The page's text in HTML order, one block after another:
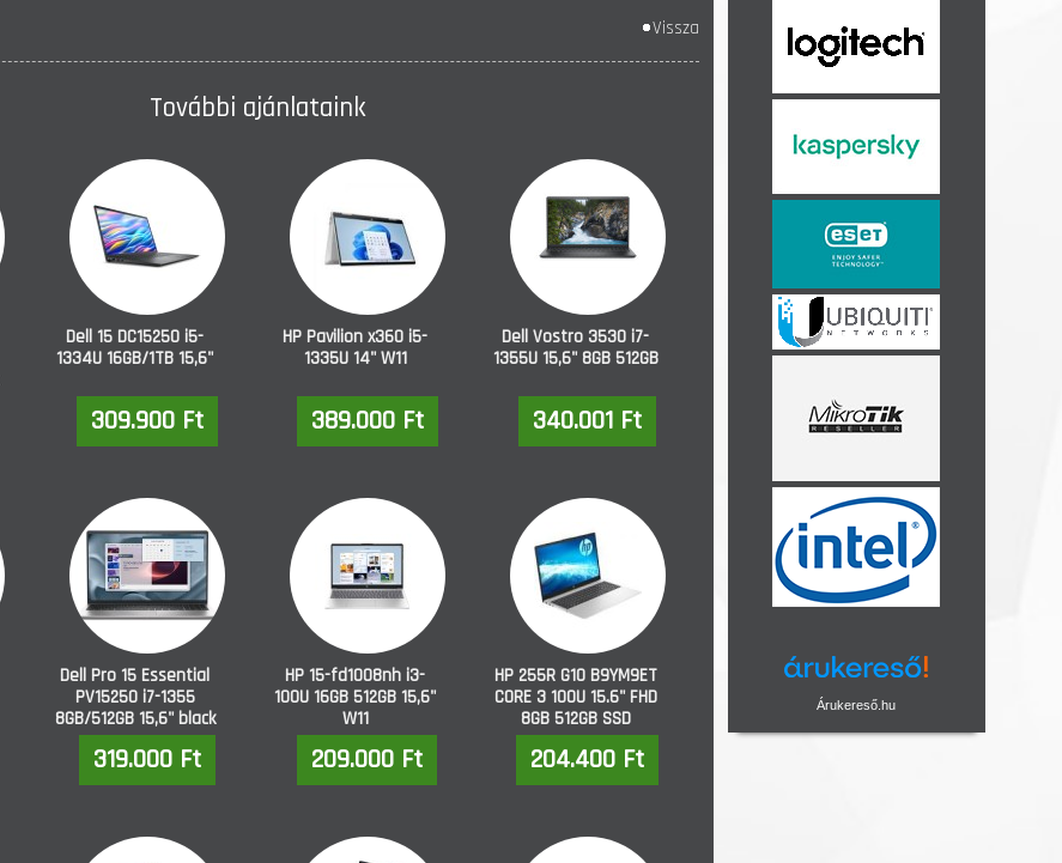
Vissza
További ajánlataink
Dell 15 DC15250 i5-
1334U 16GB/1TB 15,6"
309.900 Ft
HP Pavilion x360 i5-
1335U 14" W11
389.000 Ft
Dell Vostro 3530 i7-
1355U 15,6" 8GB 512GB
340.001 Ft
Dell Pro 15 Essential
PV15250 i7-1355
8GB/512GB 15,6" black
319.000 Ft
HP 15-fd1008nh i3-
100U 16GB 512GB 15,6"
W11
209.000 Ft
HP 255R G10 B9YM9ET
CORE 3 100U 15.6" FHD
8GB 512GB SSD
FREEDOS ezüst
204.400 Ft
Árukereső.hu